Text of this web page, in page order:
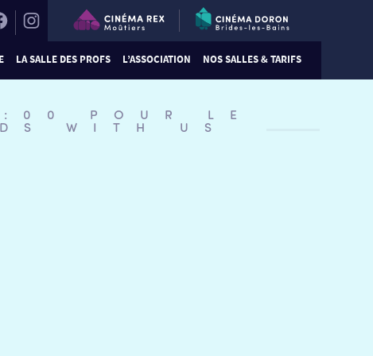
LA SALLE DES PROFS L’ASSOCIATION NOS SALLES & TARIFS
POUR LE
WITH US